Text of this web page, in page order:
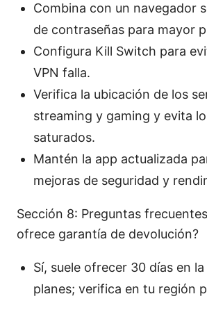
Combina con un navegador
de contraseñas para mayor
Configura Kill Switch para
VPN falla.
Verifica la ubicación de los
streaming y gaming y evita
saturados.
Mantén la app actualizada
mejoras de seguridad y
Sección 8: Preguntas
ofrece garantía de devolución?
Sí, suele ofrecer 30 días en
planes; verifica en tu región